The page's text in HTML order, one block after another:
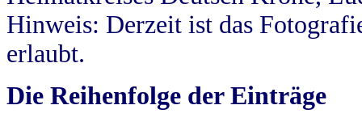
Hinweis: Derzeit ist das
erlaubt.
Die Reihenfolge der Einträge